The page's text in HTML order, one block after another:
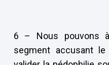
6 – Nous pouvons
segment accusant